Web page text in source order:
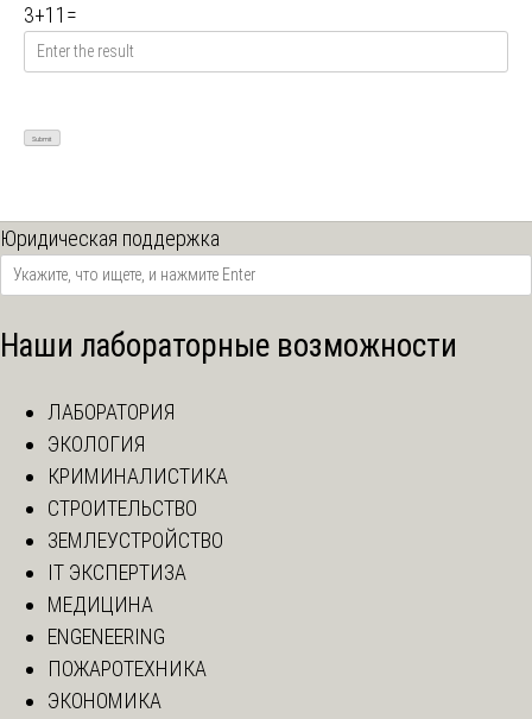
3+11 =
Юридическая поддержка
Наши лабораторные возможности
ЛАБОРАТОРИЯ
ЭКОЛОГИЯ
КРИМИНАЛИСТИКА
СТРОИТЕЛЬСТВО
ЗЕМЛЕУСТРОЙСТВО
IT ЭКСПЕРТИЗА
МЕДИЦИНА
ENGENEERING
ПОЖАРОТЕХНИКА
ЭКОНОМИКА